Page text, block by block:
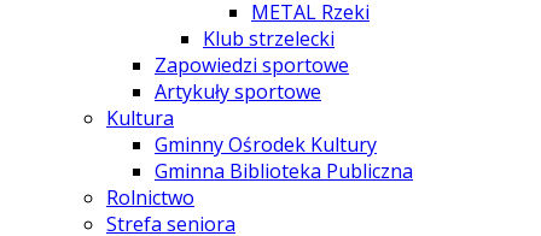
METAL Rzeki
Klub strzelecki
Zapowiedzi sportowe
Artykuły sportowe
Kultura
Gminny Ośrodek Kultury
Gminna Biblioteka Publiczna
Rolnictwo
Strefa seniora